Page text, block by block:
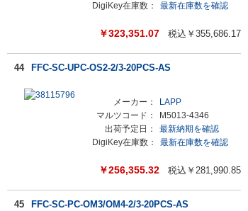
DigiKey在庫数：
最新在庫数を確認
￥323,351.07 税込￥ 355,686.17
44 FFC-SC-UPC-OS2-2/3-20PCS-AS
メーカー：
LAPP
マルツコード：
M5013-4346
出荷予定日：
最新納期を確認
DigiKey在庫数：
最新在庫数を確認
￥256,355.32 税込￥ 281,990.85
45 FFC-SC-PC-OM3/OM4-2/3-20PCS-AS